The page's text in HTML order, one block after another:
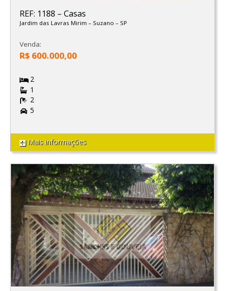
REF: 1188 – Casas
Jardim das Lavras Mirim – Suzano – SP
Venda:
R$ 600.000,00
2
1
2
5
Mais informações